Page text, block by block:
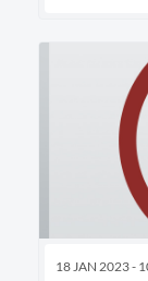
18 JAN 2023 -